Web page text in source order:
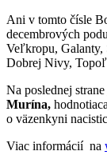
Ani v tomto čísle
decembrových
Veľkropu, Galanty,
Dobrej Nivy,
Na poslednej
Murína, hodnotiaca
o väzenkyni
Viac informácií na